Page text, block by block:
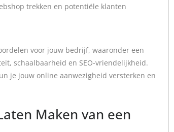
trekken en potentiële klanten
voor jouw bedrijf, waaronder een
schaalbaarheid en SEO-vriendelijkheid.
je jouw online aanwezigheid versterken en
Maken van een